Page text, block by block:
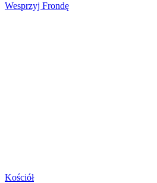
Wesprzyj Frondę
Kościół